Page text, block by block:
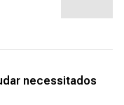
necessitados